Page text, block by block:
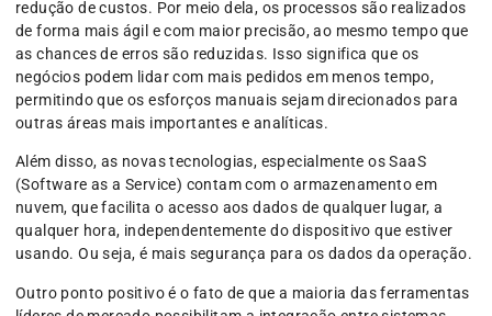
redução de custos. Por meio dela, os processos são realizados
de forma mais ágil e com maior precisão, ao mesmo tempo que
as chances de erros são reduzidas. Isso significa que os
negócios podem lidar com mais pedidos em menos tempo,
permitindo que os esforços manuais sejam direcionados para
outras áreas mais importantes e analíticas.
Além disso, as novas tecnologias, especialmente os SaaS
(Software as a Service) contam com o armazenamento em
nuvem, que facilita o acesso aos dados de qualquer lugar, a
qualquer hora, independentemente do dispositivo que estiver
usando. Ou seja, é mais segurança para os dados da operação.
Outro ponto positivo é o fato de que a maioria das ferramentas